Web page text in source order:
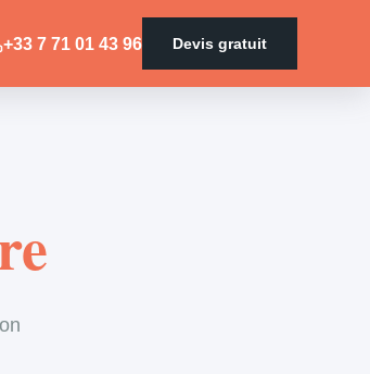
+33 7 71 01 43 96 Devis gratuit